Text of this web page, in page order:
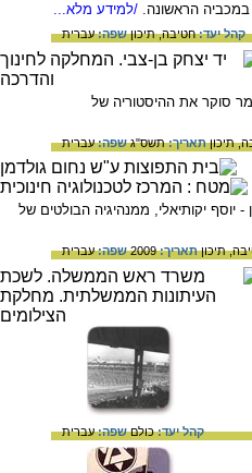
/למידע מלא...
קהל יעד:חטיבה,תיכוןשפה:עברית
כשהיוזם הראשי היה יוסף יקותיאלי. המאמר סוקר את ההיסטוריה של
תיכוןתאריך:תשס"גשפה:עברית
הרעיון - יוסף יקותיאלי, ממנהיגיה הבולטים של
תיכוןתאריך:2009 שפה:עברית
קהל יעד:כולםשפה:עברית